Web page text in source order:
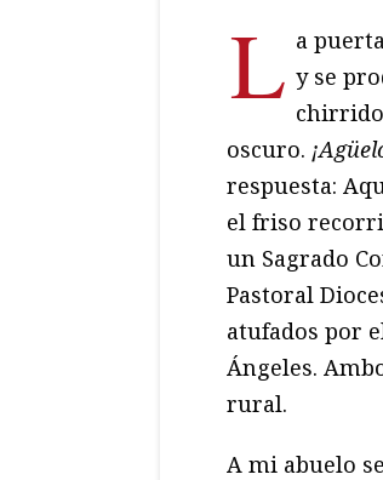
L a
y se
chirrido
oscuro.
respuesta:
el friso
un Sagrado
Pastoral
atufados por
Ángeles.
rural.
A mi abuelo